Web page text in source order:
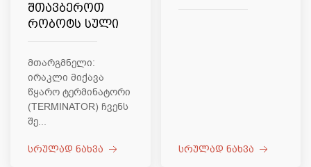
შთავბეროთ
რობოტს სული
მთარგმნელი:
ირაკლი მიქავა
წყარო ტერმინატორი
(TERMINATOR) ჩვენს
შე...
სრულად ნახვა სრულად ნახვა